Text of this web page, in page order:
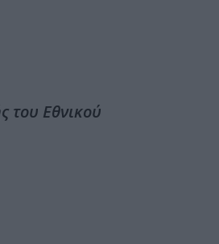
του Εθνικού